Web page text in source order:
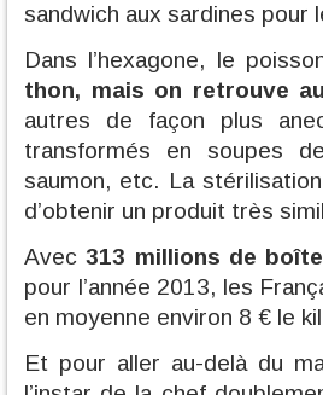
sandwich aux sardines pour
Dans l’hexagone, le
thon, mais on retrouve
autres de façon plus
transformés en soupes
saumon, etc. La
d’obtenir un produit très
Avec313 millions de
pour l’année 2013, les
en moyenne environ 8 € le
Et pour aller au-delà du